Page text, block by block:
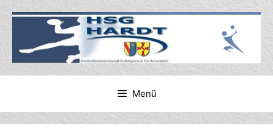
Inhalt
Menü